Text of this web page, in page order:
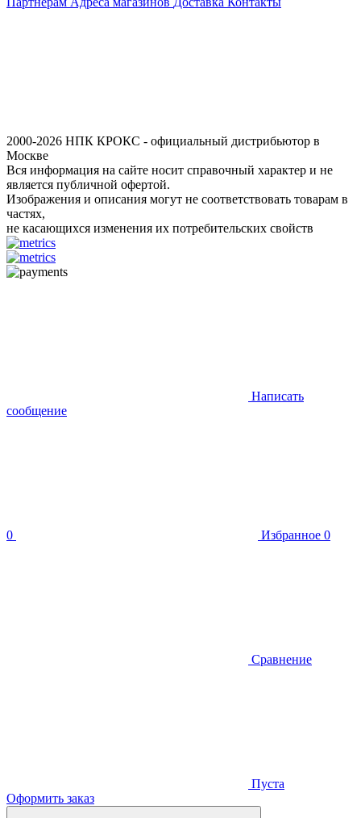
2000-2026 НПК КРОКС - официальный дистрибьютор в
Москве
Вся информация на сайте носит справочный характер и не
является публичной офертой.
Изображения и описания могут не соответствовать товарам в
частях,
не касающихся изменения их потребительских свойств
Написать
сообщение
0 Избранное 0
Сравнение
Пуста
Оформить заказ